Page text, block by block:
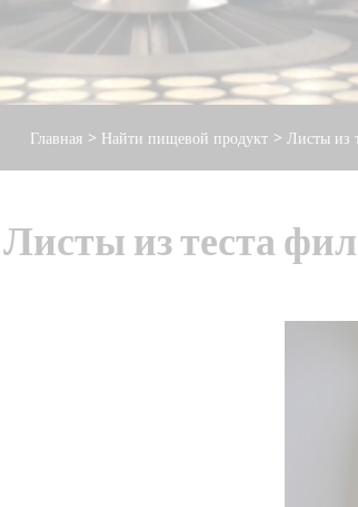
Главная Найти пищевой продукт Листы из
Листы из теста